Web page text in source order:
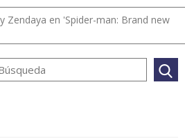
Zendaya en 'Spider-man: Brand new